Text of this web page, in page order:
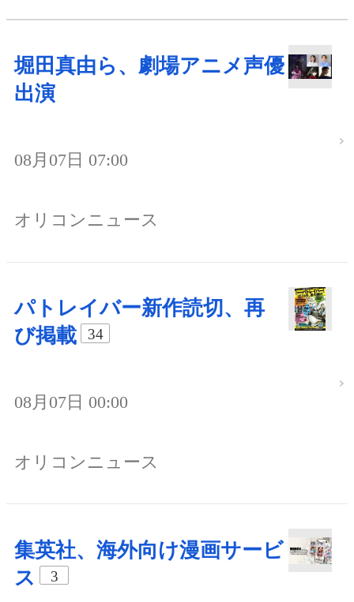
堀田真由ら、劇場アニメ声優
出演
08月07日 07:00
オリコンニュース
パトレイバー新作読切、再
び掲載
34
08月07日 00:00
オリコンニュース
集英社、海外向け漫画サービ
ス
3